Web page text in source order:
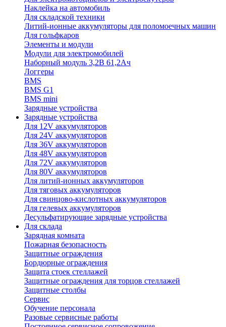
Наклейка на автомобиль
Для складской техники
Литий-ионные аккумуляторы для поломоечных машин
Для гольфкаров
Элементы и модули
Модули для электромобилей
Наборный модуль 3,2В 61,2Ач
Логгеры
BMS
BMS G1
BMS mini
Зарядные устройства
Зарядные устройства
Для 12V аккумуляторов
Для 24V аккумуляторов
Для 36V аккумуляторов
Для 48V аккумуляторов
Для 72V аккумуляторов
Для 80V аккумуляторов
Для литий-ионных аккумуляторов
Для тяговых аккумуляторов
Для свинцово-кислотных аккумуляторов
Для гелевых аккумуляторов
Десульфатирующие зарядные устройства
Для склада
Зарядная комната
Пожарная безопасность
Защитные ограждения
Бордюрные ограждения
Защита стоек стеллажей
Защитные ограждения для торцов стеллажей
Защитные столбы
Сервис
Обучение персонала
Разовые сервисные работы